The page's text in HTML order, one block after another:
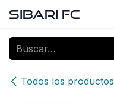
SIBARI FC
Todos los productos